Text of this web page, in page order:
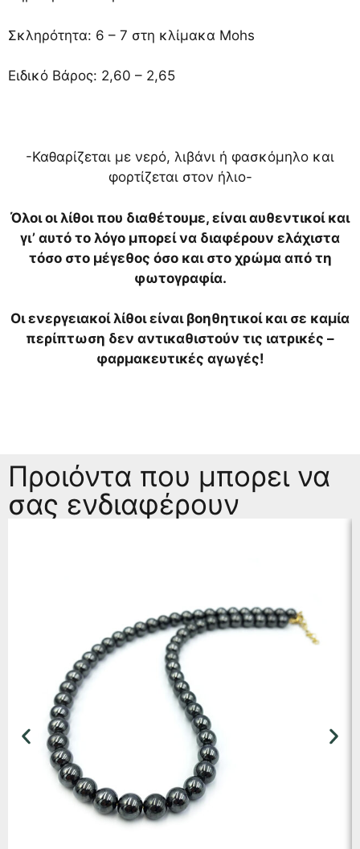
Σκληρότητα: 6 – 7 στη κλίμακα Mohs
Ειδικό Βάρος: 2,60 – 2,65
-Καθαρίζεται με νερό, λιβάνι ή φασκόμηλο και
φορτίζεται στον ήλιο-
Όλοι οι λίθοι που διαθέτουμε, είναι αυθεντικοί και
γι’ αυτό το λόγο μπορεί να διαφέρουν ελάχιστα
τόσο στο μέγεθος όσο και στο χρώμα από τη
φωτογραφία.
Οι ενεργειακοί λίθοι είναι βοηθητικοί και σε καμία
περίπτωση δεν αντικαθιστούν τις ιατρικές –
φαρμακευτικές αγωγές!
Προιόντα που μπορει να
σας ενδιαφέρουν